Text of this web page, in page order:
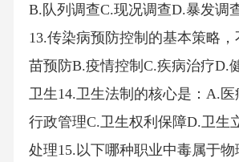
B.队列调查C.现况调查D.暴发调
13.传染病预防控制的基本策略
苗预防B.疫情控制C.疾病治疗D.
卫生14.卫生法制的核心是：A.医
行政管理C.卫生权利保障D.卫生
处理15.以下哪种职业中毒属于物